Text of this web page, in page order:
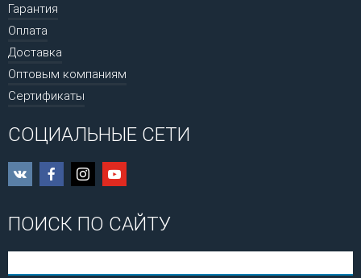
Гарантия
Оплата
Доставка
Оптовым компаниям
Сертификаты
СОЦИАЛЬНЫЕ СЕТИ
ПОИСК ПО САЙТУ